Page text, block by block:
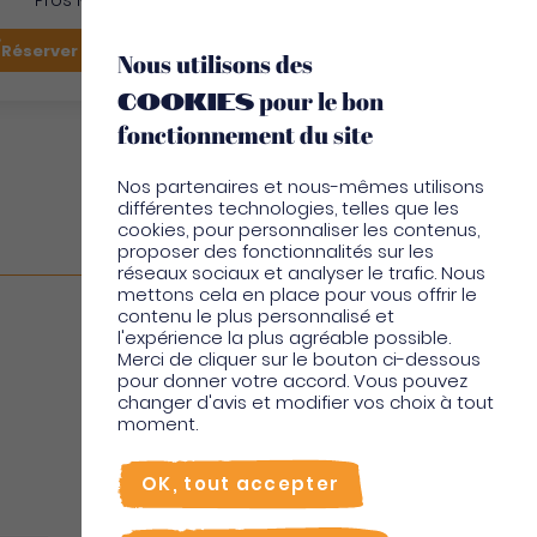
Réserver mon vol Je suis sur place
Nous utilisons des
cookiespour le bon
fonctionnement du site
Nos partenaires et nous-mêmes utilisons
différentes technologies, telles que les
cookies, pour personnaliser les contenus,
proposer des fonctionnalités sur les
réseaux sociaux et analyser le trafic. Nous
mettons cela en place pour vous offrir le
contenu le plus personnalisé et
l'expérience la plus agréable possible.
Merci de cliquer sur le bouton ci-dessous
pour donner votre accord. Vous pouvez
changer d'avis et modifier vos choix à tout
moment.
OK, tout accepter